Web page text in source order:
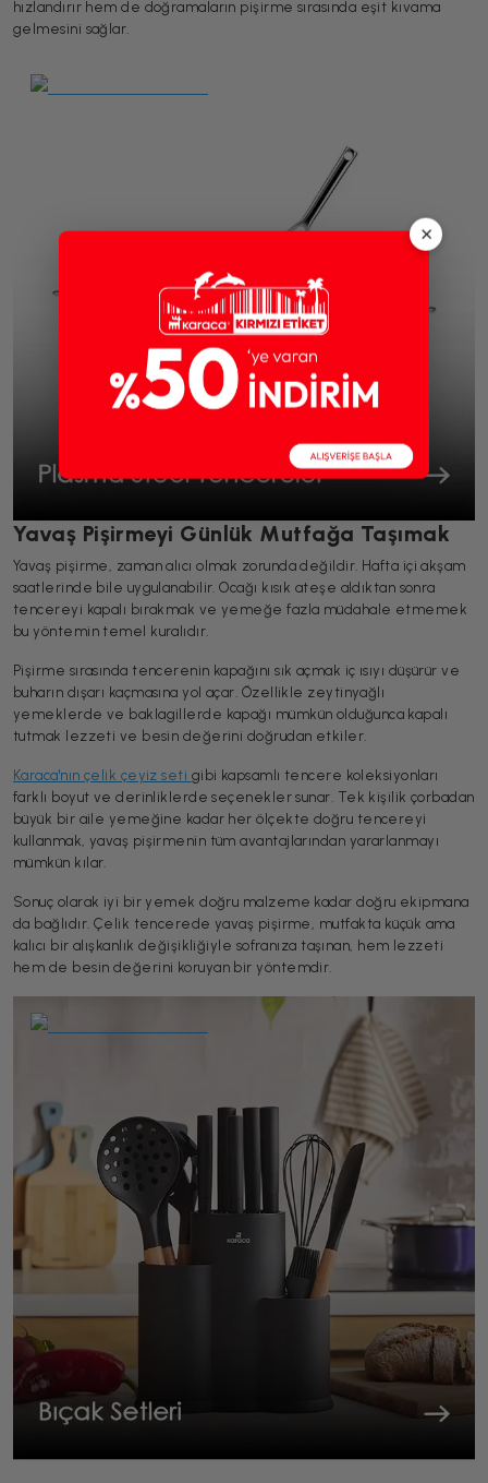
hızlandırır hem de doğramaların pişirme sırasında eşit kıvama
gelmesini sağlar.
Yavaş Pişirmeyi Günlük Mutfağa Taşımak
Yavaş pişirme, zaman alıcı olmak zorunda değildir. Hafta içi akşam
saatlerinde bile uygulanabilir. Ocağı kısık ateşe aldıktan sonra
tencereyi kapalı bırakmak ve yemeğe fazla müdahale etmemek
bu yöntemin temel kuralıdır.
Pişirme sırasında tencerenin kapağını sık açmak iç ısıyı düşürür ve
buharın dışarı kaçmasına yol açar. Özellikle zeytinyağlı
yemeklerde ve baklagillerde kapağı mümkün olduğunca kapalı
tutmak lezzeti ve besin değerini doğrudan etkiler.
Karaca'nın çelik çeyiz seti gibi kapsamlı tencere koleksiyonları
farklı boyut ve derinliklerde seçenekler sunar. Tek kişilik çorbadan
büyük bir aile yemeğine kadar her ölçekte doğru tencereyi
kullanmak, yavaş pişirmenin tüm avantajlarından yararlanmayı
mümkün kılar.
Sonuç olarak iyi bir yemek doğru malzeme kadar doğru ekipmana
da bağlıdır. Çelik tencerede yavaş pişirme, mutfakta küçük ama
kalıcı bir alışkanlık değişikliğiyle sofranıza taşınan, hem lezzeti
hem de besin değerini koruyan bir yöntemdir.
×